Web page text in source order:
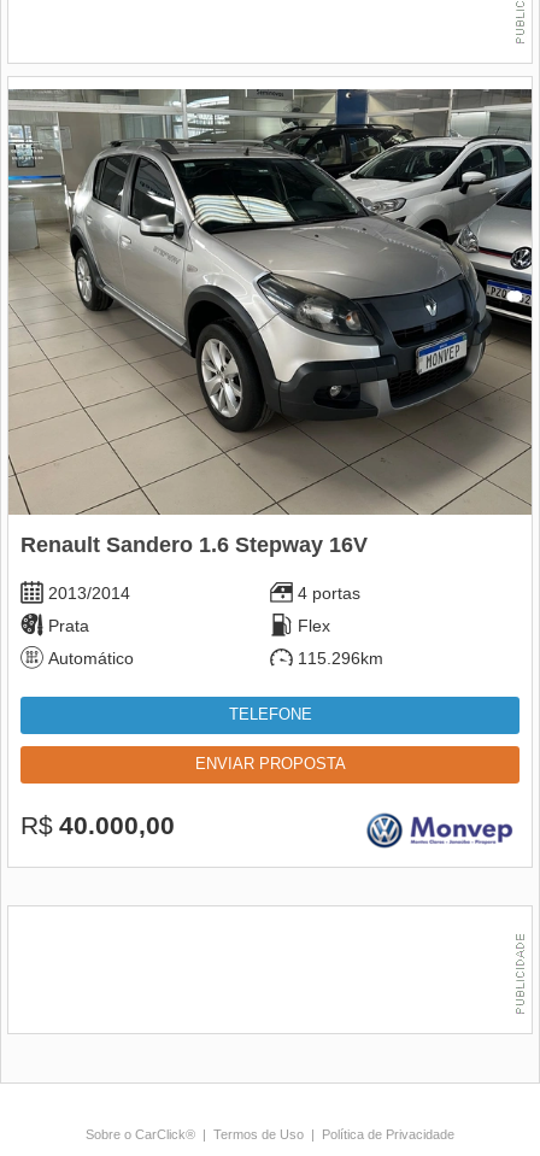
Renault Sandero 1.6 Stepway 16V
2013/2014
4 portas
Prata
Flex
Automático
115.296km
TELEFONE
ENVIAR PROPOSTA
R$ 40.000,00
Sobre o CarClick® | Termos de Uso | Política de Privacidade